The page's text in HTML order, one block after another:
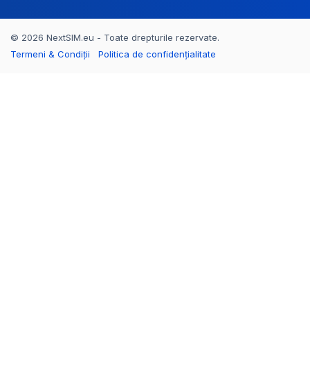
© 2026 NextSIM.eu - Toate drepturile rezervate.
Termeni & Condiții
Politica de confidențialitate